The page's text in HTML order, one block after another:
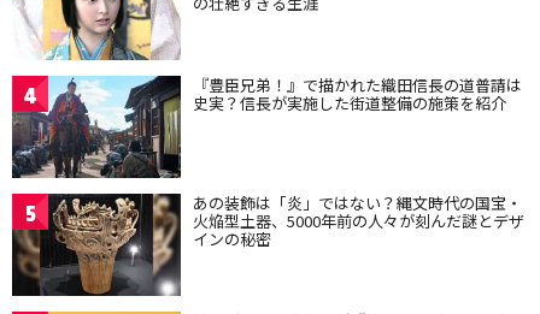
4 『豊臣兄弟！』で描かれた織田信長の道普請は
史実？信長が実施した街道整備の施策を紹介
5 あの装飾は「炎」ではない？縄文時代の国宝・
火焔型土器、5000年前の人々が刻んだ謎とデザ
インの秘密